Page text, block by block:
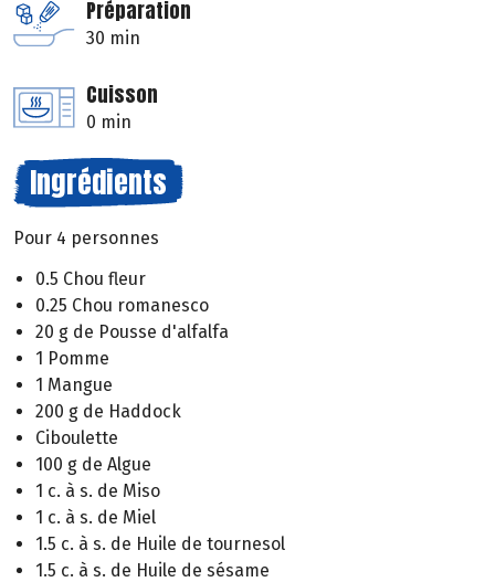
Préparation
30 min
Cuisson
0 min
Ingrédients
Pour 4 personnes
0.5 Chou fleur
0.25 Chou romanesco
20 g de Pousse d'alfalfa
1 Pomme
1 Mangue
200 g de Haddock
Ciboulette
100 g de Algue
1 c. à s. de Miso
1 c. à s. de Miel
1.5 c. à s. de Huile de tournesol
1.5 c. à s. de Huile de sésame